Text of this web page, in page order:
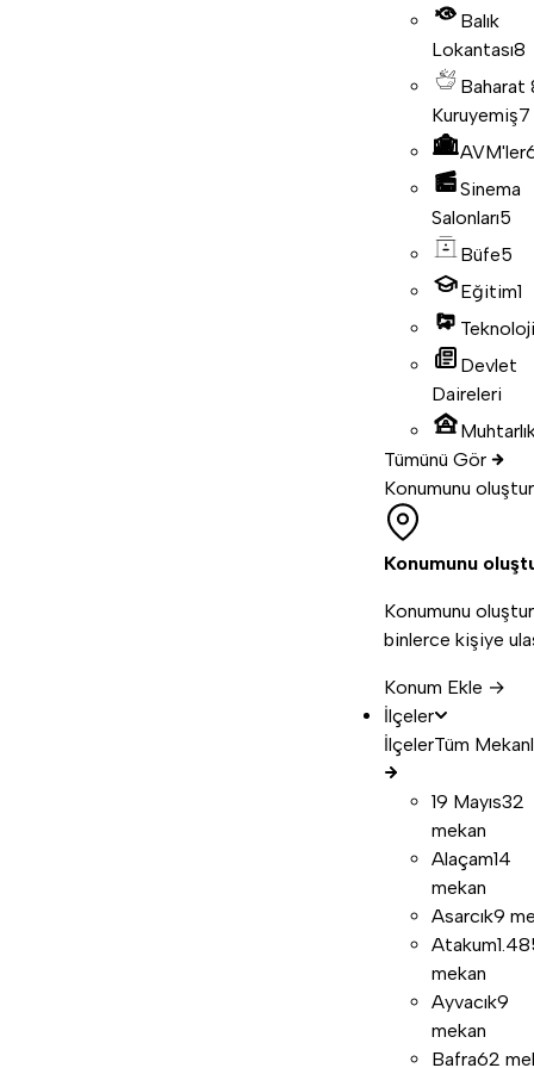
Balık
Lokantası8
Baharat
Kuruyemiş7
AVM'ler
Sinema
Salonları5
Büfe5
Eğitim1
Teknoloji
Devlet
Daireleri
Tümünü Gör
Konumunu oluştur
Konumunu
Konumunu
binlerce kişiye
Konum Ekle →
İlçeler
İlçelerTüm
19 Mayıs32
mekan
Alaçam14
mekan
Asarcık9
Atakum
mekan
Ayvacık9
mekan
Bafra62